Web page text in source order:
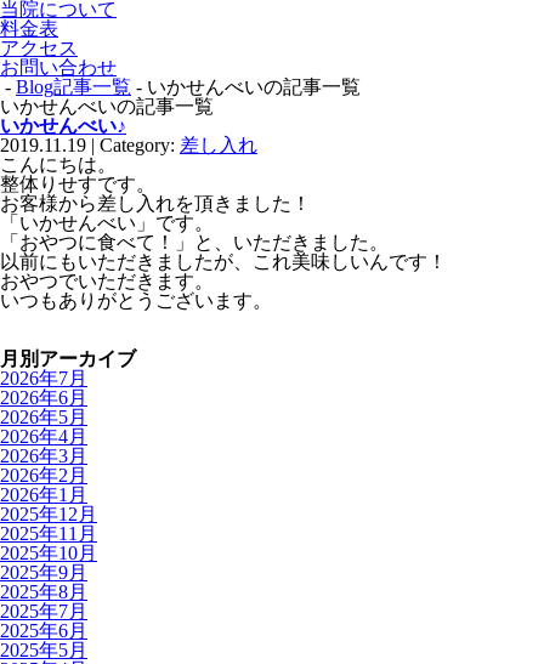
当院について
料金表
アクセス
お問い合わせ
- Blog記事一覧 - いかせんべいの記事一覧
いかせんべいの記事一覧
いかせんべい♪
2019.11.19 | Category: 差し入れ
こんにちは。
整体りせすです。
お客様から差し入れを頂きました！
「いかせんべい」です。
「おやつに食べて！」と、いただきました。
以前にもいただきましたが、これ美味しいんです！
おやつでいただきます。
いつもありがとうございます。
月別アーカイブ
2026年7月
2026年6月
2026年5月
2026年4月
2026年3月
2026年2月
2026年1月
2025年12月
2025年11月
2025年10月
2025年9月
2025年8月
2025年7月
2025年6月
2025年5月